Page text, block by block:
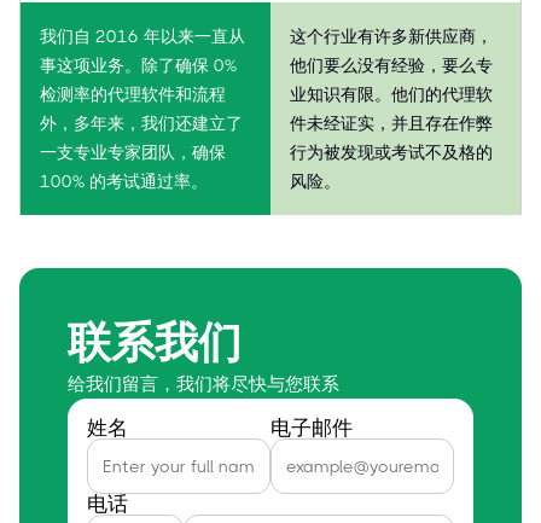
我们自 2016 年以来一直从
事这项业务。除了确保 0%
检测率的代理软件和流程
外，多年来，我们还建立了
一支专业专家团队，确保
100% 的考试通过率。
这个行业有许多新供应商，
他们要么没有经验，要么专
业知识有限。他们的代理软
件未经证实，并且存在作弊
行为被发现或考试不及格的
风险。
联系我们
给我们留言，我们将尽快与您联系
姓名 电子邮件
电话